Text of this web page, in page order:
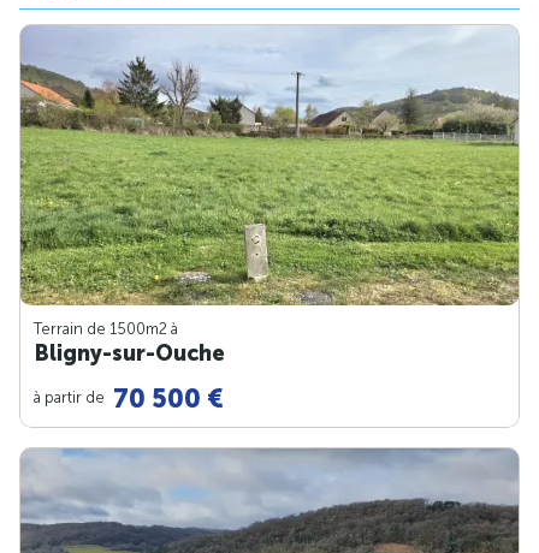
Terrain de 1500m2 à
Bligny-sur-Ouche
à partir de 70 500 €